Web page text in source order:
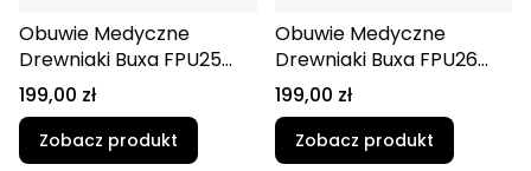
Obuwie Medyczne
Drewniaki Buxa FPU25
Granatowy
Cena
199,00 zł
Zobacz produkt
Obuwie Medyczne
Drewniaki Buxa FPU26
Biały
Cena
199,00 zł
Zobacz produkt